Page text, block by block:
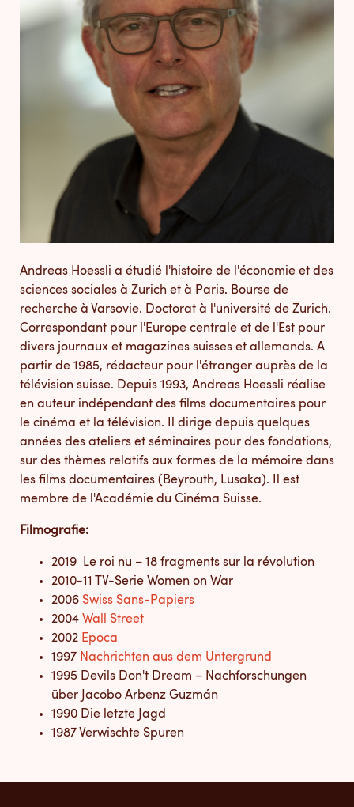
Andreas Hoessli a étudié l'histoire de l'économie et des
sciences sociales à Zurich et à Paris. Bourse de
recherche à Varsovie. Doctorat à l'université de Zurich.
Correspondant pour l'Europe centrale et de l'Est pour
divers journaux et magazines suisses et allemands. A
partir de 1985, rédacteur pour l'étranger auprès de la
télévision suisse. Depuis 1993, Andreas Hoessli réalise
en auteur indépendant des films documentaires pour
le cinéma et la télévision. Il dirige depuis quelques
années des ateliers et séminaires pour des fondations,
sur des thèmes relatifs aux formes de la mémoire dans
les films documentaires (Beyrouth, Lusaka). Il est
membre de l'Académie du Cinéma Suisse.
Filmografie:
2019 Le roi nu – 18 fragments sur la révolution
2010-11 TV-Serie Women on War
2006 Swiss Sans-Papiers
2004 Wall Street
2002 Epoca
1997 Nachrichten aus dem Untergrund
1995 Devils Don't Dream – Nachforschungen
über Jacobo Arbenz Guzmán
1990 Die letzte Jagd
1987 Verwischte Spuren